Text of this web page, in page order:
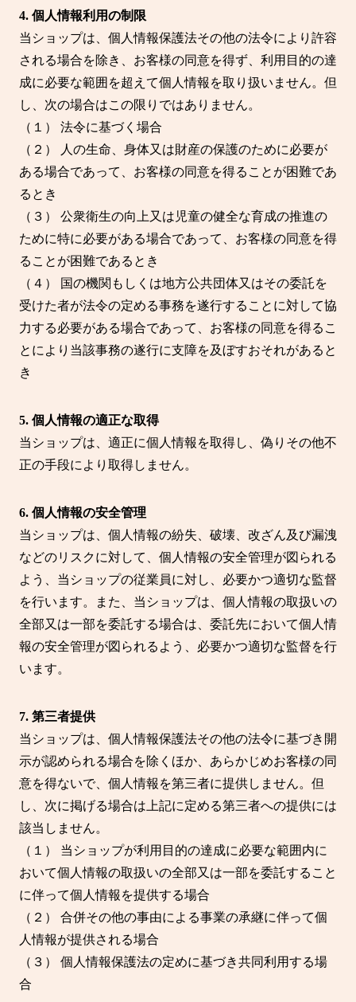
4. 個人情報利用の制限
当ショップは、個人情報保護法その他の法令により許容
される場合を除き、お客様の同意を得ず、利用目的の達
成に必要な範囲を超えて個人情報を取り扱いません。但
し、次の場合はこの限りではありません。
（１） 法令に基づく場合
（２） 人の生命、身体又は財産の保護のために必要が
ある場合であって、お客様の同意を得ることが困難であ
るとき
（３） 公衆衛生の向上又は児童の健全な育成の推進の
ために特に必要がある場合であって、お客様の同意を得
ることが困難であるとき
（４） 国の機関もしくは地方公共団体又はその委託を
受けた者が法令の定める事務を遂行することに対して協
力する必要がある場合であって、お客様の同意を得るこ
とにより当該事務の遂行に支障を及ぼすおそれがあると
き
5. 個人情報の適正な取得
当ショップは、適正に個人情報を取得し、偽りその他不
正の手段により取得しません。
6. 個人情報の安全管理
当ショップは、個人情報の紛失、破壊、改ざん及び漏洩
などのリスクに対して、個人情報の安全管理が図られる
よう、当ショップの従業員に対し、必要かつ適切な監督
を行います。また、当ショップは、個人情報の取扱いの
全部又は一部を委託する場合は、委託先において個人情
報の安全管理が図られるよう、必要かつ適切な監督を行
います。
7. 第三者提供
当ショップは、個人情報保護法その他の法令に基づき開
示が認められる場合を除くほか、あらかじめお客様の同
意を得ないで、個人情報を第三者に提供しません。但
し、次に掲げる場合は上記に定める第三者への提供には
該当しません。
（１） 当ショップが利用目的の達成に必要な範囲内に
おいて個人情報の取扱いの全部又は一部を委託すること
に伴って個人情報を提供する場合
（２） 合併その他の事由による事業の承継に伴って個
人情報が提供される場合
（３） 個人情報保護法の定めに基づき共同利用する場
合